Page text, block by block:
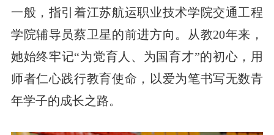
一般，指引着江苏航运职业技术学院交通工程
学院辅导员蔡卫星的前进方向。从教20年来，
她始终牢记“为党育人、为国育才”的初心，用
师者仁心践行教育使命，以爱为笔书写无数青
年学子的成长之路。